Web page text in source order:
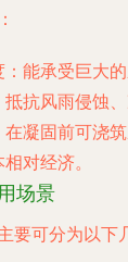
：能承受巨大
抵抗风雨侵蚀
在凝固前可浇
相对经济。
场景
要可分为以下